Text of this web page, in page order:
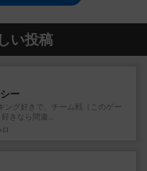
い投稿
ー
ング好きで、チーム戦（このゲー
きなら間違...
ロ